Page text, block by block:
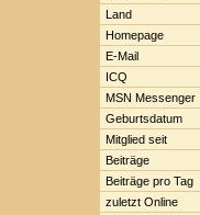
Land
Homepage
E-Mail
ICQ
MSN Messenger
Geburtsdatum
Mitglied seit
Beiträge
Beiträge pro Tag
zuletzt Online